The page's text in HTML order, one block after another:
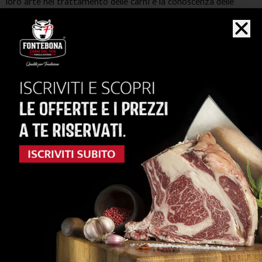
unita ai ritmi scanditi dal tempo rappresenta il giusto connubio
per la produzione di salumi buoni, gustosi e genuini.
Una gamma ampia e diversificata di prodotti, espressione di
autentica qualità ed interprete delle tipicità della gastronomia
italiana. Un trionfo di gusti e di profumi che inebria il palato e
arricchisce di emozioni ogni tavola.
ACQUISTA
anche...